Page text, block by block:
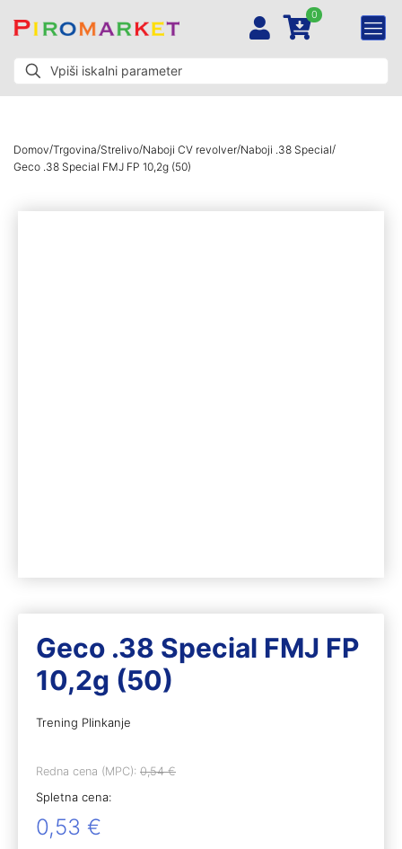
0
Domov/Trgovina/Strelivo/Naboji CV revolver/Naboji .38 Special/
Geco .38 Special FMJ FP 10,2g (50)
Geco .38 Special FMJ FP
10,2g (50)
Trening Plinkanje
Redna cena (MPC): 0,54€
Spletna cena:
0,53 €